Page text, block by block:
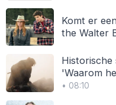
Komt er
the Walter
Historische
'Waarom
• 08:10